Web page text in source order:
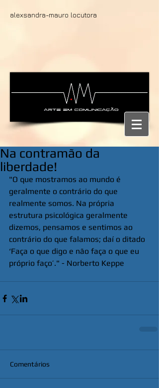
alexsandra-mauro locutora
Na contramão da
liberdade!
"O que mostramos ao mundo é
geralmente o contrário do que
realmente somos. Na própria
estrutura psicológica geralmente
dizemos, pensamos e sentimos ao
contrário do que falamos; daí o ditado
‘Faça o que digo e não faça o que eu
próprio faço’." - Norberto Keppe
Comentários